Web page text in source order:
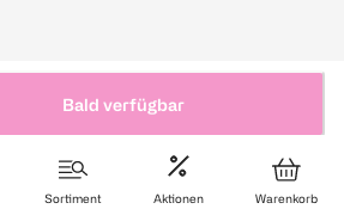
Bald verfügbar
Sortiment Aktionen Warenkorb